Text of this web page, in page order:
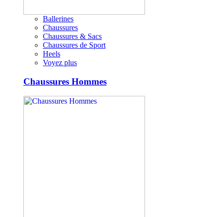
Ballerines
Chaussures
Chaussures & Sacs
Chaussures de Sport
Heels
Voyez plus
Chaussures Hommes